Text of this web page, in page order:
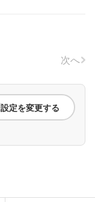
次へ
設定を変更する